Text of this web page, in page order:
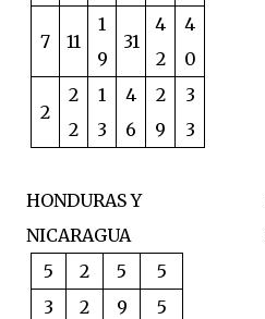
7 11
1
9
31
4
2
4
0
2
2
2
1
3
4
6
2
9
3
3
HONDURAS Y
NICARAGUA
5
2 5
5
3
2 9
5